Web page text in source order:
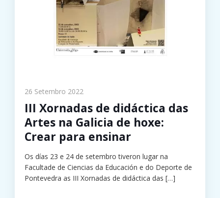
26 Setembro 2022
III Xornadas de didáctica das
Artes na Galicia de hoxe:
Crear para ensinar
Os días 23 e 24 de setembro tiveron lugar na
Facultade de Ciencias da Educación e do Deporte de
Pontevedra as III Xornadas de didáctica das […]